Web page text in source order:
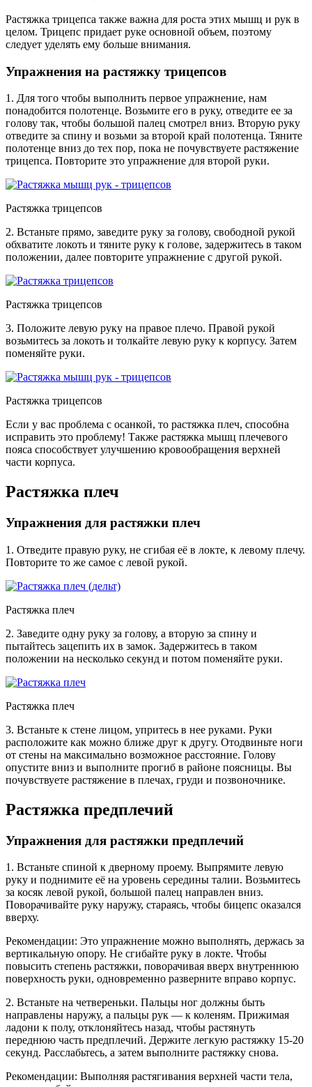
Растяжка трицепса также важна для роста этих мышц и рук в
целом. Трицепс придает руке основной объем, поэтому
следует уделять ему больше внимания.
Упражнения на растяжку трицепсов
1. Для того чтобы выполнить первое упражнение, нам
понадобится полотенце. Возьмите его в руку, отведите ее за
голову так, чтобы большой палец смотрел вниз. Вторую руку
отведите за спину и возьми за второй край полотенца. Тяните
полотенце вниз до тех пор, пока не почувствуете растяжение
трицепса. Повторите это упражнение для второй руки.
Растяжка трицепсов
2. Встаньте прямо, заведите руку за голову, свободной рукой
обхватите локоть и тяните руку к голове, задержитесь в таком
положении, далее повторите упражнение с другой рукой.
Растяжка трицепсов
3. Положите левую руку на правое плечо. Правой рукой
возьмитесь за локоть и толкайте левую руку к корпусу. Затем
поменяйте руки.
Растяжка трицепсов
Если у вас проблема с осанкой, то растяжка плеч, способна
исправить это проблему! Также растяжка мышц плечевого
пояса способствует улучшению кровообращения верхней
части корпуса.
Растяжка плеч
Упражнения для растяжки плеч
1. Отведите правую руку, не сгибая её в локте, к левому плечу.
Повторите то же самое с левой рукой.
Растяжка плеч
2. Заведите одну руку за голову, а вторую за спину и
пытайтесь зацепить их в замок. Задержитесь в таком
положении на несколько секунд и потом поменяйте руки.
Растяжка плеч
3. Встаньте к стене лицом, упритесь в нее руками. Руки
расположите как можно ближе друг к другу. Отодвиньте ноги
от стены на максимально возможное расстояние. Голову
опустите вниз и выполните прогиб в районе поясницы. Вы
почувствуете растяжение в плечах, груди и позвоночнике.
Растяжка предплечий
Упражнения для растяжки предплечий
1. Встаньте спиной к дверному проему. Выпрямите левую
руку и поднимите её на уровень середины талии. Возьмитесь
за косяк левой рукой, большой палец направлен вниз.
Поворачивайте руку наружу, стараясь, чтобы бицепс оказался
вверху.
Рекомендации: Это упражнение можно выполнять, держась за
вертикальную опору. Не сгибайте руку в локте. Чтобы
повысить степень растяжки, поворачивая вверх внутреннюю
поверхность руки, одновременно разверните вправо корпус.
2. Встаньте на четвереньки. Пальцы ног должны быть
направлены наружу, а пальцы рук — к коленям. Прижимая
ладони к полу, отклоняйтесь назад, чтобы растянуть
переднюю часть предплечий. Держите легкую растяжку 15-20
секунд. Расслабьтесь, а затем выполните растяжку снова.
Рекомендации: Выполняя растягивания верхней части тела,